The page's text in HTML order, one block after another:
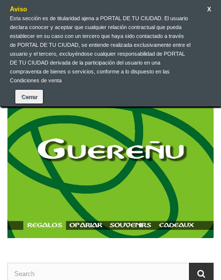
Aviso
Esta sección es de titularidad ajena a PORTAL DE TU CIUDAD. El usuario
declara conocer y aceptar que cualquier relación contractual que pueda
establecer en su caso con un tercero que haya sido contactado a través
de PORTAL DE TU CIUDAD, se entiende realizada exclusivamente entre el
usuario y el tercero, excluyéndose cualquier responsabilidad de PORTAL
DE TU CIUDAD derivada de la participación del usuario en una
compraventa de bienes o servicios, conforme a lo dispuesto en las
Condiciones de venta
X
Euskera
Euskera
Jarri gurekin harremanetan